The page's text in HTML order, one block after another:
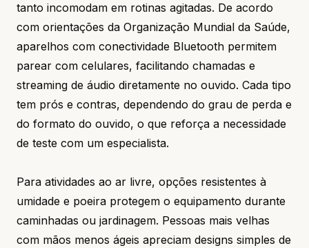
tanto incomodam em rotinas agitadas. De acordo
com orientações da Organização Mundial da Saúde,
aparelhos com conectividade Bluetooth permitem
parear com celulares, facilitando chamadas e
streaming de áudio diretamente no ouvido. Cada tipo
tem prós e contras, dependendo do grau de perda e
do formato do ouvido, o que reforça a necessidade
de teste com um especialista.
Para atividades ao ar livre, opções resistentes à
umidade e poeira protegem o equipamento durante
caminhadas ou jardinagem. Pessoas mais velhas
com mãos menos ágeis apreciam designs simples de